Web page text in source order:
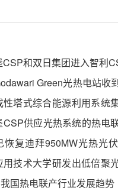
CSP和双日集团进入智利
Green光热电站收
付的蒸汽发生器
性塔式综合能源利用系统
CSP供应光热系统的热电
落成
恢复迪拜950MW光热光
蒸汽发生装置锅炉部件生产
用技术大学研发出低倍聚
联供装置
国热电联产行业发展趋势